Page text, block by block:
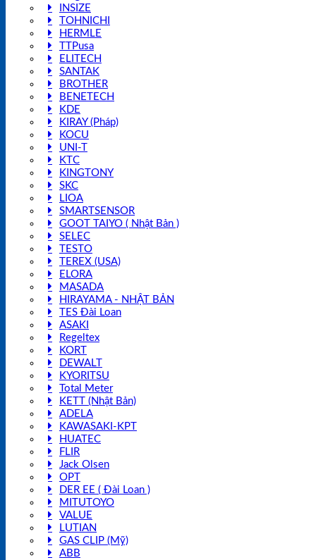
INSIZE
TOHNICHI
HERMLE
TTPusa
ELITECH
SANTAK
BROTHER
BENETECH
KDE
KIRAY (Pháp)
KOCU
UNI-T
KTC
KINGTONY
SKC
LIOA
SMARTSENSOR
GOOT TAIYO ( Nhật Bản )
SELEC
TESTO
TEREX (USA)
ELORA
MASADA
HIRAYAMA - NHẬT BẢN
TES Đài Loan
ASAKI
Regeltex
KORT
DEWALT
KYORITSU
Total Meter
KETT (Nhật Bản)
ADELA
KAWASAKI-KPT
HUATEC
FLIR
Jack Olsen
OPT
DER EE ( Đài Loan )
MITUTOYO
VALUE
LUTIAN
GAS CLIP (Mỹ)
ABB